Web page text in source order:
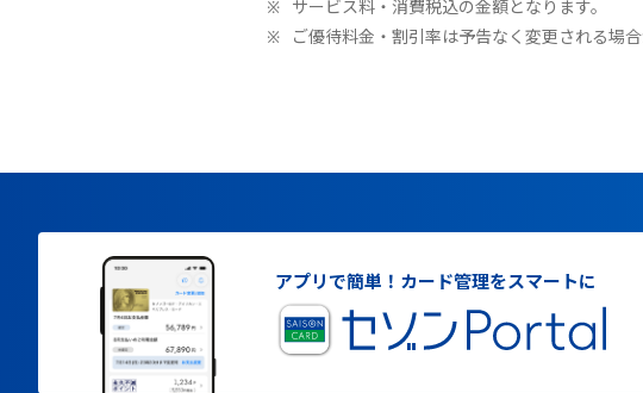
サービス料・消費税込の金額となります。
ご優待料金・割引率は予告なく変更される場
アプリで簡単！ カード管理をスマートに